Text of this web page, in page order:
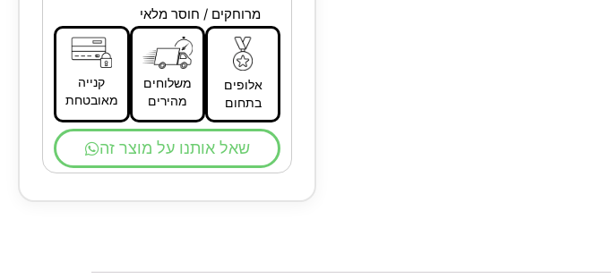
מרוחקים / חוסר מלאי
אלופים
בתחום
משלוחים
מהירים
קנייה
מאובטחת
שאל אותנו על מוצר זה